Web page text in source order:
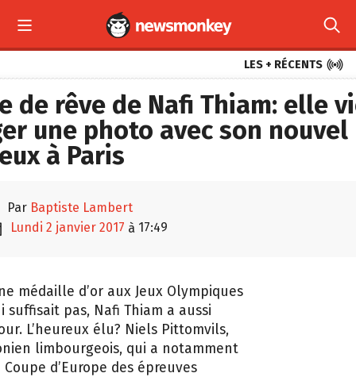
 
LES + RÉCENTS 
de rêve de Nafi Thiam: elle
une photo avec son nouvel
à Paris
par Baptiste Lambert
lundi 2 janvier 2017 à 17:49
médaille d’or aux Jeux Olympiques
suffisait pas, Nafi Thiam a aussi
L’heureux élu? Niels Pittomvils,
limbourgeois, qui a notamment
d’Europe des épreuves